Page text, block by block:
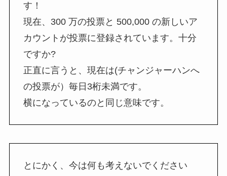
す！
現在、300 万の投票と 500,000 の新しいア
カウントが投票に登録されています。十分
ですか?
正直に言うと、現在は(チャンジャーハンへ
の投票が）毎日3桁未満です。
横になっているのと同じ意味です。
とにかく、今は何も考えないでください